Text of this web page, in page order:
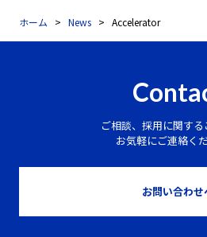
ホーム News Accelerator
ご相談、採用に関する
お気軽にご連絡くだ
お問い合わせ